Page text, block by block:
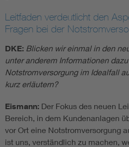
Leitfaden verdeutlicht den
Fragen bei der
DKE: Blicken wir einmal in den
unter anderem Informationen
Notstromversorgung im Idealfall
kurz erläutern?
Eismann: Der Fokus des neuen
Bereich, in dem Kundenanlagen
vor Ort eine Notstromversorgung
ist uns, verständlich zu machen,